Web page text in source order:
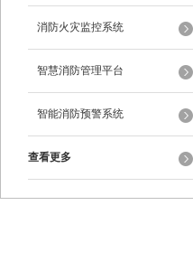
消防火灾监控系统
智慧消防管理平台
智能消防预警系统
查看更多